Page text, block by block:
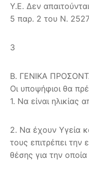
Υ.Ε. Δεν
5 παρ. 2 του Ν.
3
Β. ΓΕΝΙΚΑ
Οι υποψήφιοι θα
1. Να είναι
2. Να έχουν Υγεία
τους επιτρέπει
θέσης για την